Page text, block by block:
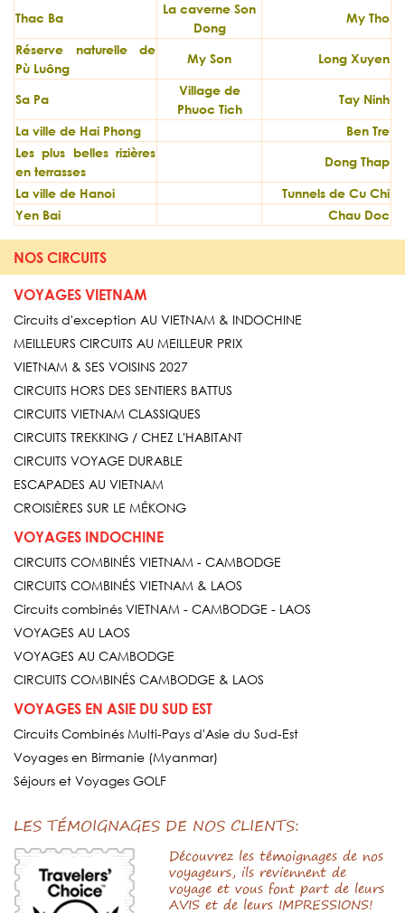
Thac Ba
La caverne Son
Dong
My Tho
Réserve naturelle de
Pù Luông
My Son Long Xuyen
Sa Pa
Village de
Phuoc Tich
Tay Ninh
La ville de Hai Phong
Ben Tre
Les plus belles rizières
en terrasses
Dong Thap
La ville de Hanoi
Tunnels de Cu Chi
Yen Bai
Chau Doc
NOS CIRCUITS
VOYAGES VIETNAM
Circuits d'exception AU VIETNAM & INDOCHINE
MEILLEURS CIRCUITS AU MEILLEUR PRIX
VIETNAM & SES VOISINS 2027
CIRCUITS HORS DES SENTIERS BATTUS
CIRCUITS VIETNAM CLASSIQUES
CIRCUITS TREKKING / CHEZ L'HABITANT
CIRCUITS VOYAGE DURABLE
ESCAPADES AU VIETNAM
CROISIÈRES SUR LE MÉKONG
VOYAGES INDOCHINE
CIRCUITS COMBINÉS VIETNAM - CAMBODGE
CIRCUITS COMBINÉS VIETNAM & LAOS
Circuits combinés VIETNAM - CAMBODGE - LAOS
VOYAGES AU LAOS
VOYAGES AU CAMBODGE
CIRCUITS COMBINÉS CAMBODGE & LAOS
VOYAGES EN ASIE DU SUD EST
Circuits Combinés Multi-Pays d'Asie du Sud-Est
Voyages en Birmanie (Myanmar)
Séjours et Voyages GOLF
LES TÉMOIGNAGES DE NOS CLIENTS:
Découvrez les témoignages de nos
voyageurs, ils reviennent de
voyage et vous font part de leurs
AVIS et de leurs IMPRESSIONS!